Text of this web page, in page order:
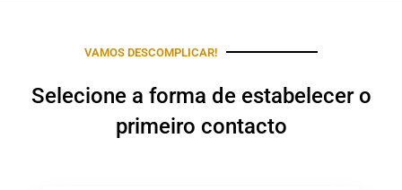
VAMOS DESCOMPLICAR!
Selecione a forma de estabelecer o
primeiro contacto